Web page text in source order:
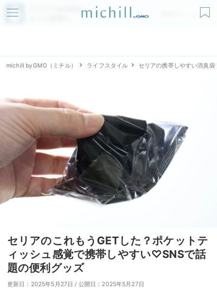
アプリでmichillが
無料ダウンロード
michill byGMO（ミチル） ライフスタイル セリアの携帯しやすい消臭袋
セリアのこれもうGETした？ポケットテ
ィッシュ感覚で携帯しやすい♡SNSで話
題の便利グッズ
更新日：2025年5月27日 / 公開日：2025年5月27日